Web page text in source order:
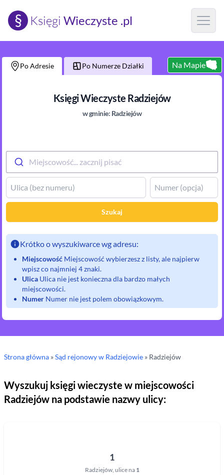
§ Księgi Wieczyste .pl Open
Po Adresie Po Numerze Działki Na Mapie
Księgi Wieczyste Radziejów
w gminie: Radziejów
Miejscowość... zacznij pisać
Szukaj
Krótko o wyszukiwarce wg adresu:
Miejscowość Miejscowość wybierzesz z listy, ale najpierw
wpisz co najmniej 4 znaki.
Ulica Ulica nie jest konieczna dla bardzo małych
miejscowości.
Numer Numer nie jest polem obowiązkowym.
Strona główna »Sąd rejonowyw Radziejowie » Radziejów
Wyszukuj księgi wieczyste w miejscowości
Radziejów na podstawie nazwy ulicy:
1
Radziejów, ulice na 1